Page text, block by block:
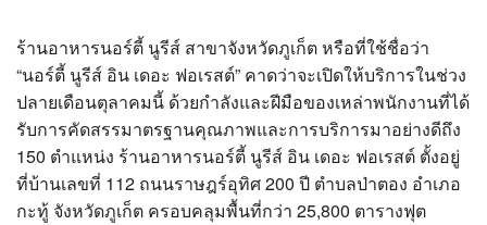
ร้านอาหารนอร์ตี้ นูรีส์ สาขาจังหวัดภูเก็ต หรือที่ใช้ชื่อว่า
“นอร์ตี้ นูรีส์ อิน เดอะ ฟอเรสต์” คาดว่าจะเปิดให้บริการในช่วง
ปลายเดือนตุลาคมนี้ ด้วยกำลังและฝีมือของเหล่าพนักงานที่ได้
รับการคัดสรรมาตรฐานคุณภาพและการบริการมาอย่างดีถึง
150 ตำแหน่ง ร้านอาหารนอร์ตี้ นูรีส์ อิน เดอะ ฟอเรสต์ ตั้งอยู่
ที่บ้านเลขที่ 112 ถนนราษฎร์อุทิศ 200 ปี ตำบลป่าตอง อำเภอ
กะทู้ จังหวัดภูเก็ต ครอบคลุมพื้นที่กว่า 25,800 ตารางฟุต